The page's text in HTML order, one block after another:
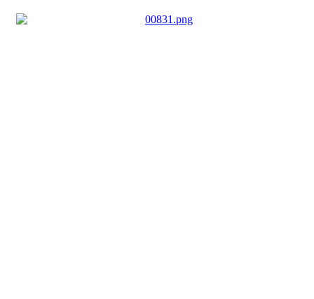
95gr
ποσότητα